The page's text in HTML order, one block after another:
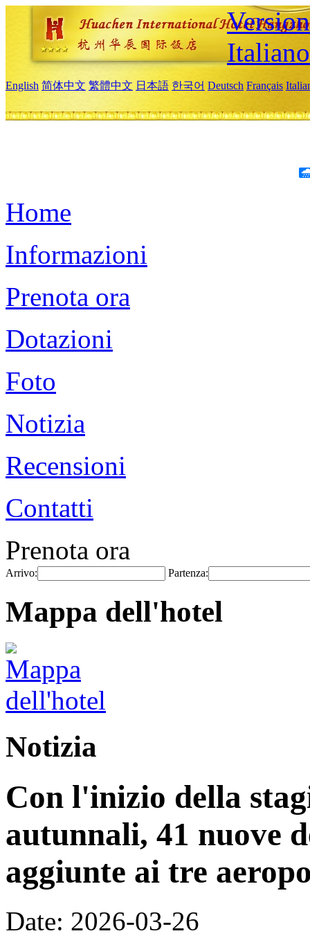
Italiano
English 简体中文 繁體中文 日本語 한국어 Deutsch Français
Home
Informazioni
Prenota ora
Dotazioni
Foto
Notizia
Recensioni
Contatti
Prenota ora
Arrivo: Partenza:
Mappa dell'hotel
Notizia
Con l'inizio della
autunnali, 41 nuove
aggiunte ai tre
Date: 2026-03-26